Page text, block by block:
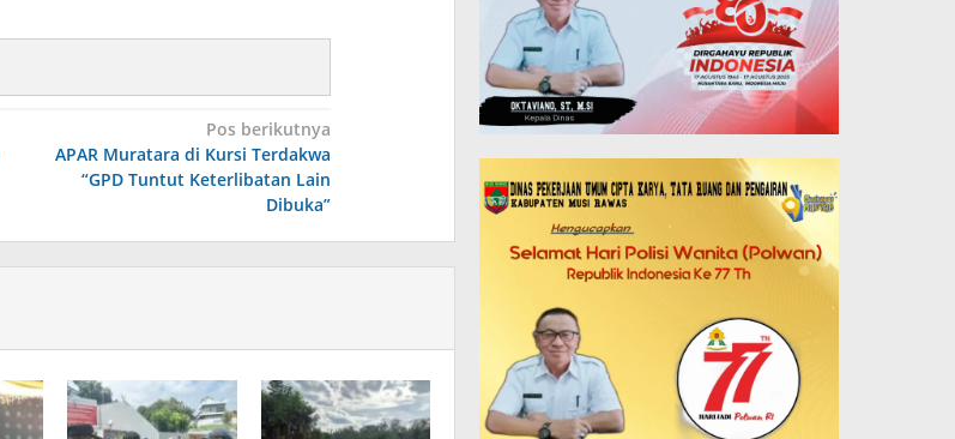
Pos berikutnya
APAR Muratara di Kursi Terdakwa
“GPD Tuntut Keterlibatan Lain
Dibuka”